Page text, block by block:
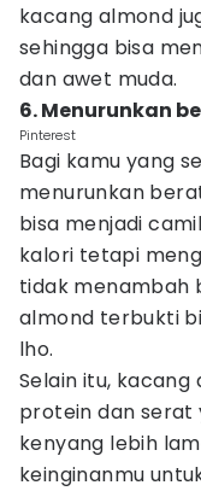
kacang almond
sehingga bisa
dan awet muda.
6. Menurunkan
Pinterest
Bagi kamu yang
menurunkan
bisa menjadi
kalori tetapi
tidak menambah
almond terbukti
lho.
Selain itu,
protein dan serat
kenyang lebih
keinginanmu